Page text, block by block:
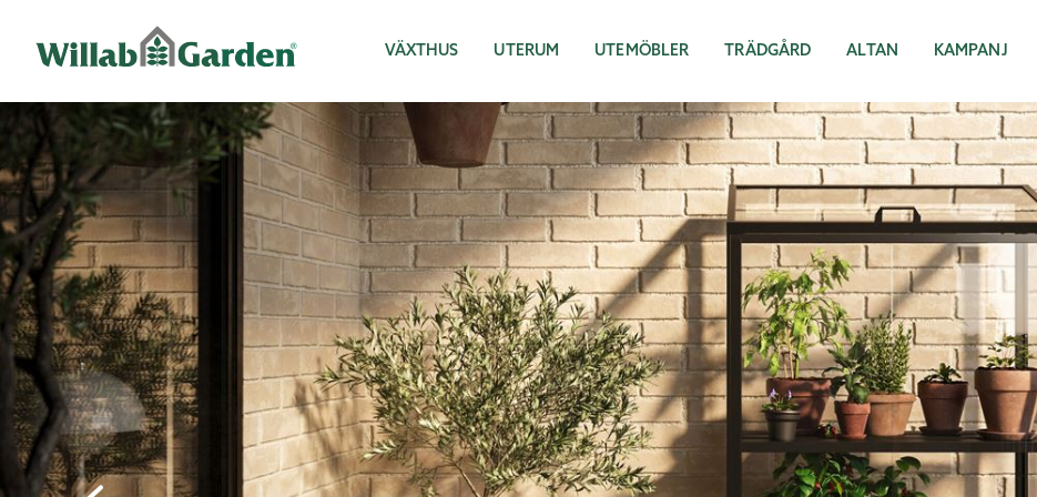
VÄXTHUS UTERUM UTEMÖBLER TRÄDGÅRD ALTAN KAMPANJ